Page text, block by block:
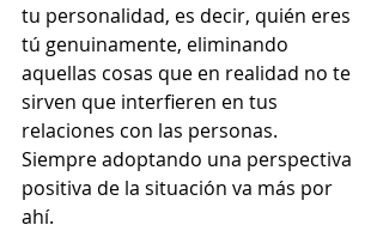
tu personalidad, es decir, quién eres
tú genuinamente, eliminando
aquellas cosas que en realidad no te
sirven que interfieren en tus
relaciones con las personas.
Siempre adoptando una perspectiva
positiva de la situación va más por
ahí.